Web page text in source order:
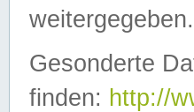
weitergegeben.
Gesonderte
finden: http://